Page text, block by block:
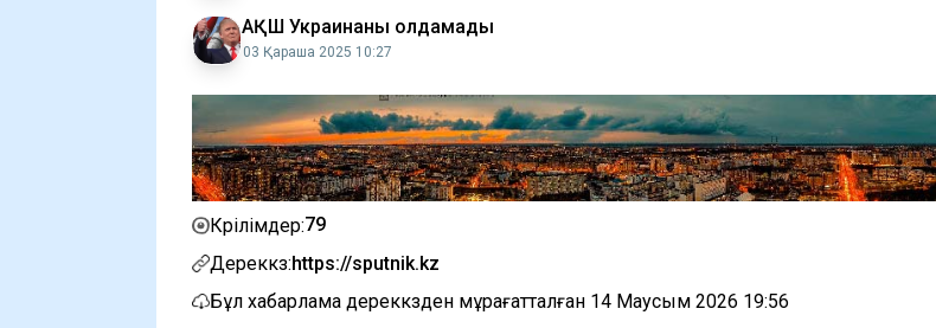
АҚШ Украинаны қолдамады
03 Қараша 2025 10:27
Көрілімдер:79
Дереккөз:https://sputnik.kz
Бұл хабарлама дереккөзден мұрағатталған 14 Маусым 2026 19:56